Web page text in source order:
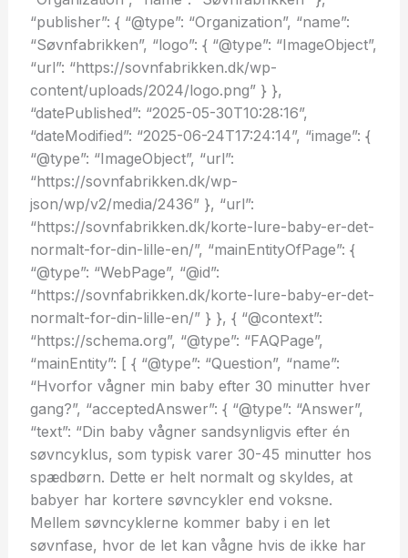
“publisher”: { “@type”: “Organization”, “name”:
“Søvnfabrikken”, “logo”: { “@type”: “ImageObject”,
“url”: “https://sovnfabrikken.dk/wp-
content/uploads/2024/logo.png” } },
“datePublished”: “2025-05-30T10:28:16”,
“dateModified”: “2025-06-24T17:24:14”, “image”: {
“@type”: “ImageObject”, “url”:
“https://sovnfabrikken.dk/wp-
json/wp/v2/media/2436” }, “url”:
“https://sovnfabrikken.dk/korte-lure-baby-er-det-
normalt-for-din-lille-en/”, “mainEntityOfPage”: {
“@type”: “WebPage”, “@id”:
“https://sovnfabrikken.dk/korte-lure-baby-er-det-
normalt-for-din-lille-en/” } }, { “@context”:
“https://schema.org”, “@type”: “FAQPage”,
“mainEntity”: [ { “@type”: “Question”, “name”:
“Hvorfor vågner min baby efter 30 minutter hver
gang?”, “acceptedAnswer”: { “@type”: “Answer”,
“text”: “Din baby vågner sandsynligvis efter én
søvncyklus, som typisk varer 30-45 minutter hos
spædbørn. Dette er helt normalt og skyldes, at
babyer har kortere søvncykler end voksne.
Mellem søvncyklerne kommer baby i en let
søvnfase, hvor de let kan vågne hvis de ikke har